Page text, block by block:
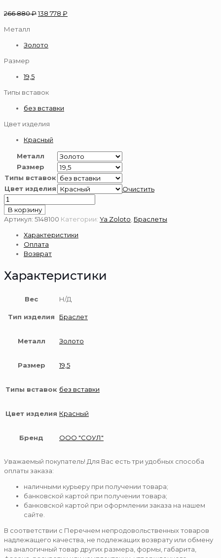
266 880₽138 778 ₽
Металл
Золото
Размер
19,5
Типы вставок
без вставки
Цвет изделия
Красный
Металл
Размер
Типы вставок
Цвет изделия
Очистить
Количество
товара
Браслет
пробы
В корзину
Артикул: 5148100 Категории: Ya Zoloto Браслеты
Характеристики
Оплата
Возврат
Характеристики
Вес Н/Д
Тип изделия Браслет
Металл Золото
Размер 19,5
Типы вставок без вставки
Цвет изделия Красный
Бренд ООО "СОУЛ"
Уважаемый покупатель! Для Вас есть три удобных способа
оплаты заказа:
наличными курьеру при получении товара;
банковской картой при получении товара;
банковской картой при оформлении заказа на нашем
сайте.
В соответствии с Перечнем непродовольственных товаров
надлежащего качества, не подлежащих возврату или обмену
на аналогичный товар других размера, формы, габарита,